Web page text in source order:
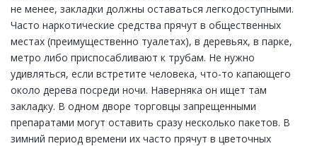
не менее, закладки должны оставаться легкодоступными.
Часто наркотические средства прячут в общественных
местах (преимущественно туалетах), в деревьях, в парке,
метро либо приспосабливают к трубам. Не нужно
удивляться, если встретите человека, что-то капающего
около дерева посреди ночи. Наверняка он ищет там
закладку. В одном дворе торговцы запрещенными
препаратами могут оставить сразу несколько пакетов. В
зимний период времени их часто прячут в цветочных